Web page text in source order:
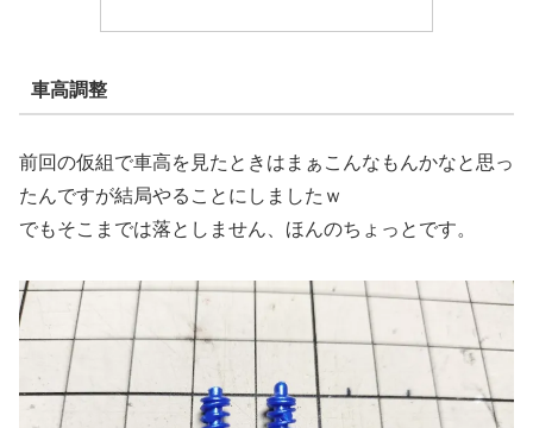
車高調整
前回の仮組で車高を見たときはまぁこんなもんかなと思っ
たんですが結局やることにしましたｗ
でもそこまでは落としません、ほんのちょっとです。